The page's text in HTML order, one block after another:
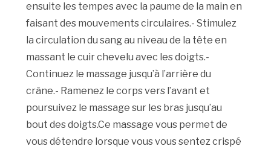
ensuite les tempes avec la paume de la main en
faisant des mouvements circulaires.- Stimulez
la circulation du sang au niveau de la tête en
massant le cuir chevelu avec les doigts.-
Continuez le massage jusqu’à l’arrière du
crâne.- Ramenez le corps vers l’avant et
poursuivez le massage sur les bras jusqu’au
bout des doigts.Ce massage vous permet de
vous détendre lorsque vous vous sentez crispé